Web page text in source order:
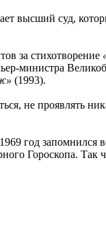
суд,
за стихотворение
министра
(1993).
не проявлять
год запомнился
Гороскопа.